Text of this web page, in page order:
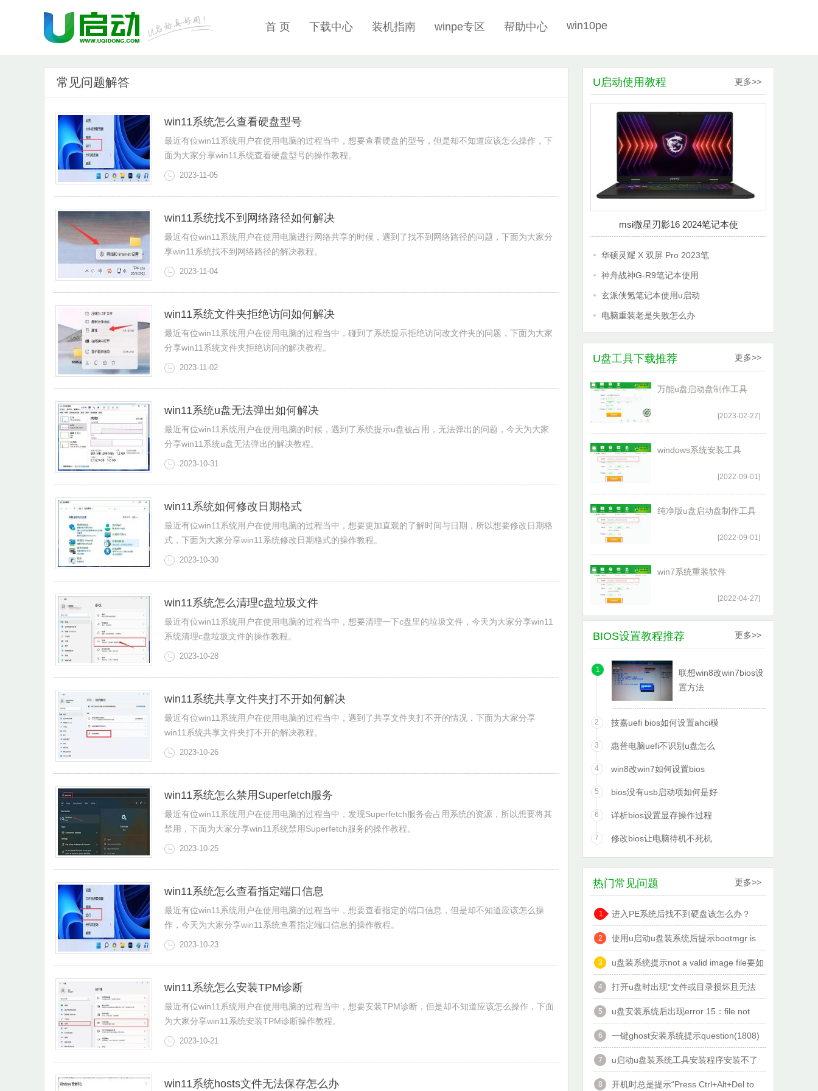
首 页 下载中心 装机指南 winpe专区 帮助中心 win10pe
常见问题解答
win11系统怎么查看硬盘型号
最近有位win11系统用户在使用电脑的过程当中，想要查看硬盘的型号，但是却不知道应该怎么操作，下
面为大家分享win11系统查看硬盘型号的操作教程。
2023-11-05
win11系统找不到网络路径如何解决
最近有位win11系统用户在使用电脑进行网络共享的时候，遇到了找不到网络路径的问题，下面为大家分
享win11系统找不到网络路径的解决教程。
2023-11-04
win11系统文件夹拒绝访问如何解决
最近有位win11系统用户在使用电脑的过程当中，碰到了系统提示拒绝访问改文件夹的问题，下面为大家
分享win11系统文件夹拒绝访问的解决教程。
2023-11-02
win11系统u盘无法弹出如何解决
最近有位win11系统用户在使用电脑的时候，遇到了系统提示u盘被占用，无法弹出的问题，今天为大家
分享win11系统u盘无法弹出的解决教程。
2023-10-31
win11系统如何修改日期格式
最近有位win11系统用户在使用电脑的过程当中，想要更加直观的了解时间与日期，所以想要修改日期格
式，下面为大家分享win11系统修改日期格式的操作教程。
2023-10-30
win11系统怎么清理c盘垃圾文件
最近有位win11系统用户在使用电脑的过程当中，想要清理一下c盘里的垃圾文件，今天为大家分享win11
系统清理c盘垃圾文件的操作教程。
2023-10-28
win11系统共享文件夹打不开如何解决
最近有位win11系统用户在使用电脑的过程当中，遇到了共享文件夹打不开的情况，下面为大家分享
win11系统共享文件夹打不开的解决教程。
2023-10-26
win11系统怎么禁用Superfetch服务
最近有位win11系统用户在使用电脑的过程当中，发现Superfetch服务会占用系统的资源，所以想要将其
禁用，下面为大家分享win11系统禁用Superfetch服务的操作教程。
2023-10-25
win11系统怎么查看指定端口信息
最近有位win11系统用户在使用电脑的过程当中，想要查看指定的端口信息，但是却不知道应该怎么操
作，今天为大家分享win11系统查看指定端口信息的操作教程。
2023-10-23
win11系统怎么安装TPM诊断
最近有位win11系统用户在使用电脑的过程当中，想要安装TPM诊断，但是却不知道应该怎么操作，下面
为大家分享win11系统安装TPM诊断操作教程。
2023-10-21
win11系统hosts文件无法保存怎么办
U启动使用教程 更多>>
msi微星刃影16 2024笔记本使
华硕灵耀 X 双屏 Pro 2023笔
神舟战神G-R9笔记本使用
玄派侠氪笔记本使用u启动
电脑重装老是失败怎么办
U盘工具下载推荐 更多>>
万能u盘启动盘制作工具
[2023-02-27]
windows系统安装工具
[2022-09-01]
纯净版u盘启动盘制作工具
[2022-09-01]
win7系统重装软件
[2022-04-27]
BIOS设置教程推荐 更多>>
1
联想win8改win7bios设
置方法
2 技嘉uefi bios如何设置ahci模
3 惠普电脑uefi不识别u盘怎么
4 win8改win7如何设置bios
5 bios没有usb启动项如何是好
6 详析bios设置显存操作过程
7 修改bios让电脑待机不死机
热门常见问题 更多>>
进入PE系统后找不到硬盘该怎么办？
1
使用u启动u盘装系统后提示bootmgr is
missing该怎么办
2
u盘装系统提示not a valid image file要如
何解决
3
打开u盘时出现“文件或目录损坏且无法
读取”怎么办？
4
u盘安装系统后出现error 15：file not
found怎么办
5
一键ghost安装系统提示question(1808)
错误怎么解决？
6
u启动u盘装系统工具安装程序安装不了
怎么办
7
开机时总是提示“Press Ctrl+Alt+Del to
8